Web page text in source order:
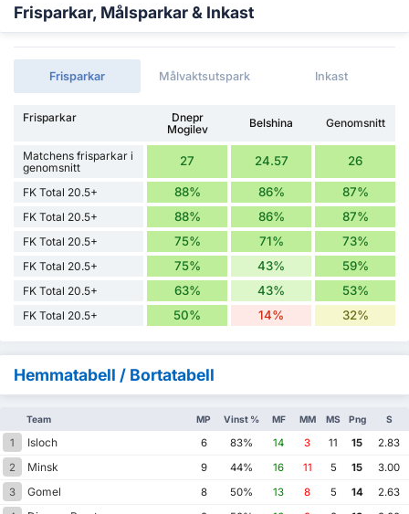
Frisparkar, Målsparkar & Inkast
Frisparkar Målvaktsutspark Inkast
Frisparkar
Dnepr
Mogilev
Belshina Genomsnitt
Matchens frisparkar i
genomsnitt
27 24.57 26
FK Total 20.5+ 88% 86% 87%
FK Total 20.5+ 88% 86% 87%
FK Total 20.5+ 75% 71% 73%
FK Total 20.5+ 75% 43% 59%
FK Total 20.5+ 63% 43% 53%
FK Total 20.5+ 50% 14% 32%
Hemmatabell / Bortatabell
Team MP Vinst % MF MM MS Png S
1 Isloch 6 83% 14 3 11 15
2.83
2
Minsk 9 44% 16 11 5 15
3.00
3
Gomel 8 50% 13 8 5 14
2.63